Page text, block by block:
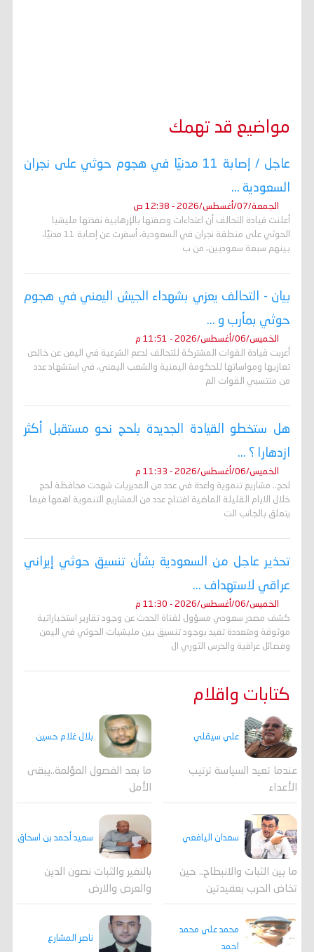
مواضيع قد تهمك
عاجل / إصابة 11 مدنيًا في هجوم حوثي على نجران
السعودية ...
الجمعة/07/أغسطس/2026 - 12:38 ص
أعلنت قيادة التحالف أن اعتداءات وصفتها بالإرهابية نفذتها مليشيا
الحوثي على منطقة نجران في السعودية، أسفرت عن إصابة 11 مدنيًا،
بينهم سبعة سعوديين، من ب
بيان - التحالف يعزي بشهداء الجيش اليمني في هجوم
حوثي بمأرب و ...
الخميس/06/أغسطس/2026 - 11:51 م
أعربت قيادة القوات المشتركة للتحالف لدعم الشرعية في اليمن عن خالص
تعازيها ومواساتها للحكومة اليمنية والشعب اليمني، في استشهاد عدد
من منتسبي القوات الم
هل ستخطو القيادة الجديدة بلحج نحو مستقبل أكثر
ازدهارا ؟ ...
الخميس/06/أغسطس/2026 - 11:33 م
لحج.. مشاريع تنموية واعدة في عدد من المديريات شهدت محافظة لحج
خلال الايام القليلة الماضية افتتاح عدد من المشاريع التنموية اهمها فيما
يتعلق بالجانب الت
تحذير عاجل من السعودية بشأن تنسيق حوثي إيراني
عراقي لاستهداف ...
الخميس/06/أغسطس/2026 - 11:30 م
كشف مصدر سعودي مسؤول لقناة الحدث عن وجود تقارير استخباراتية
موثوقة ومتعددة تفيد بوجود تنسيق بين مليشيات الحوثي في اليمن
وفصائل عراقية والحرس الثوري ال
كتابات واقلام
علي سيقلي
عندما تعيد السياسة ترتيب
الأعداء
بلال غلام حسين
ما بعد الفصول المؤلمة..يبقى
الأمل
سعدان اليافعي
ما بين الثبات والانبطاح.. حين
تخاض الحرب بعقيدتين
سعيد أحمد بن اسحاق
بالنفير والثبات نصون الدين
والعرض والارض
محمد علي محمد
احمد
ناصر المشارع